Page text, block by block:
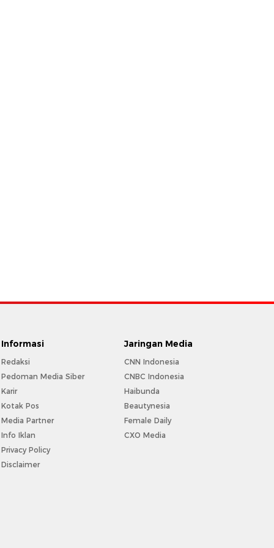
Informasi
Redaksi
Pedoman Media Siber
Karir
Kotak Pos
Media Partner
Info Iklan
Privacy Policy
Disclaimer
Jaringan Media
CNN Indonesia
CNBC Indonesia
Haibunda
Beautynesia
Female Daily
CXO Media